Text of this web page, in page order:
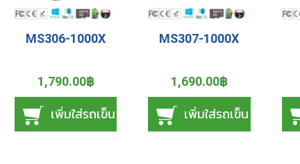
MS306-1000X
1,790.00฿
เพิ่มใส่รถเข็น
MS307-1000X
1,690.00฿
เพิ่มใส่รถเข็น